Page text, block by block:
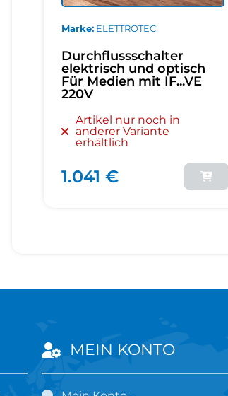
Marke ELETTROTEC
Durchflussschalter
elektrisch und optisch
Für Medien mit IF...VE
220V
Artikel nur noch in
anderer Variante
erhältlich
1.041 €
MEIN KONTO